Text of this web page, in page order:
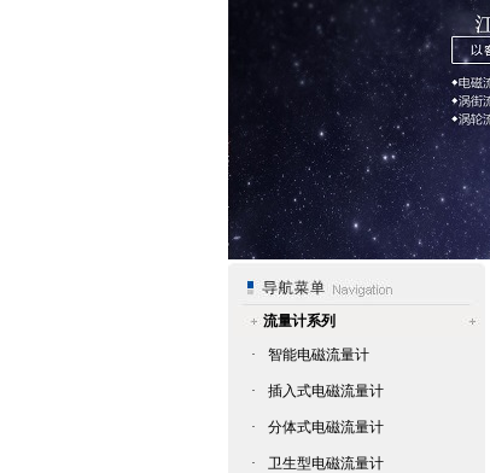
流量计系列
·
智能电磁流量计
· 插入式电磁流量计
· 分体式电磁流量计
· 卫生型电磁流量计